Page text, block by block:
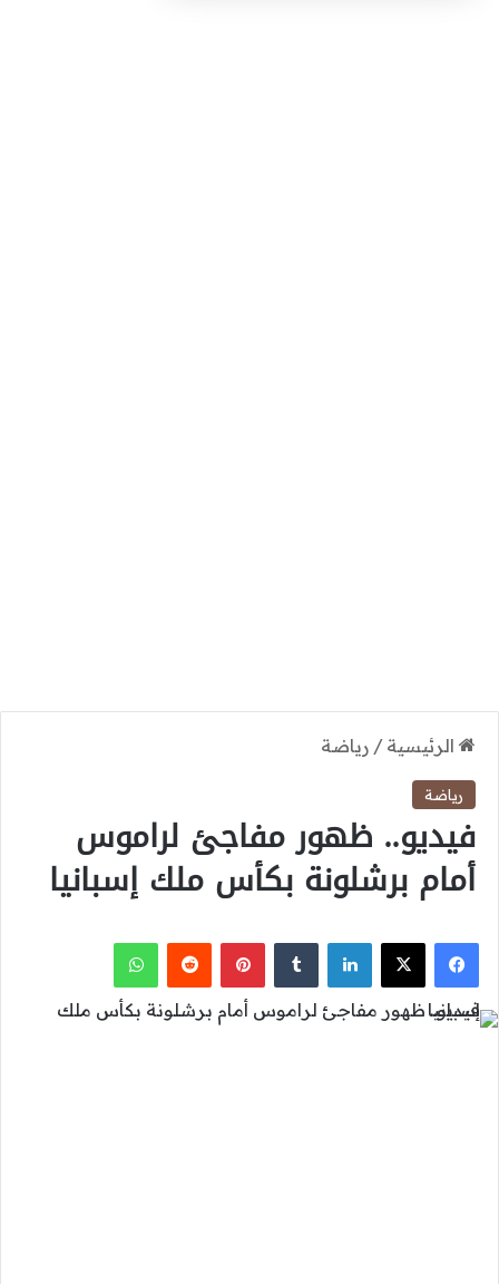
الرئيسية / رياضة
رياضة
فيديو.. ظهور مفاجئ لراموس
أمام برشلونة بكأس ملك إسبانيا
فيسبوك
‫X لينكدإن بينتيريست واتساب